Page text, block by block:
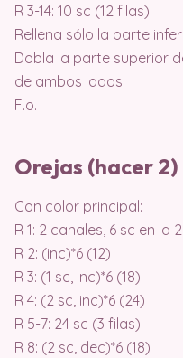
R 3-14: 10 sc (12 filas)
Rellena sólo la parte
Dobla la parte superior
de ambos lados.
F.o.
Orejas (hacer 2)
Con color principal:
R 1: 2 canales, 6 sc en la
R 2: (inc)*6 (12)
R 3: (1 sc, inc)*6 (18)
R 4: (2 sc, inc)*6 (24)
R 5-7: 24 sc (3 filas)
R 8: (2 sc, dec)*6 (18)